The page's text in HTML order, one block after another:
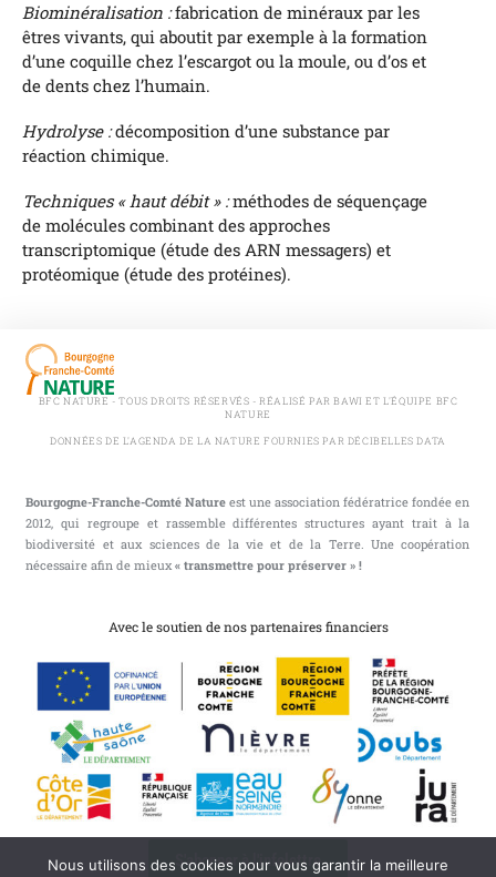
Biominéralisation :fabrication de minéraux par les
êtres vivants, qui aboutit par exemple à la formation
d’une coquille chez l’escargot ou la moule, ou d’os et
de dents chez l’humain.
Hydrolyse :décomposition d’une substance par
réaction chimique.
Techniques « haut débit » :méthodes de séquençage
de molécules combinant des approches
transcriptomique (étude des ARN messagers) et
protéomique (étude des protéines).
BFC NATURE - TOUS DROITS RÉSERVÉS - RÉALISÉ PAR BAWI ET L'ÉQUIPE BFC
NATURE
DONNÉES DE L'AGENDA DE LA NATURE FOURNIES PAR DÉCIBELLES DATA
Bourgogne-Franche-Comté Nature est une association fédératrice fondée en
2012, qui regroupe et rassemble différentes structures ayant trait à la
biodiversité et aux sciences de la vie et de la Terre. Une coopération
nécessaire afin de mieux« transmettre pour préserver » !
Avec le soutien de nos partenaires financiers
S'abonner à l'infolettre
Nous utilisons des cookies pour vous garantir la meilleure